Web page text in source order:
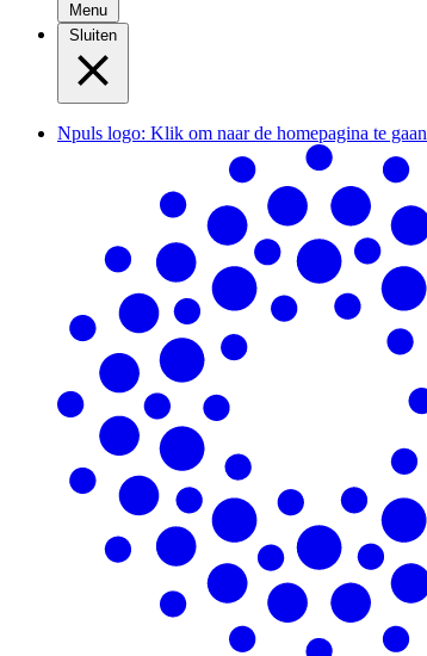
Menu
Sluiten
Npuls logo: Klik om naar de homepagina te gaan